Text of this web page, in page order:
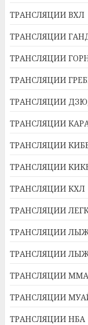
ТРАНСЛЯЦИИ ВХЛ
ТРАНСЛЯЦИИ
ТРАНСЛЯЦИИ
ТРАНСЛЯЦИИ
ТРАНСЛЯЦИИ
ТРАНСЛЯЦИИ
ТРАНСЛЯЦИИ
ТРАНСЛЯЦИИ
ТРАНСЛЯЦИИ КХЛ
ТРАНСЛЯЦИИ
ТРАНСЛЯЦИИ
ТРАНСЛЯЦИИ
ТРАНСЛЯЦИИ ММА
ТРАНСЛЯЦИИ
ТРАНСЛЯЦИИ НБА